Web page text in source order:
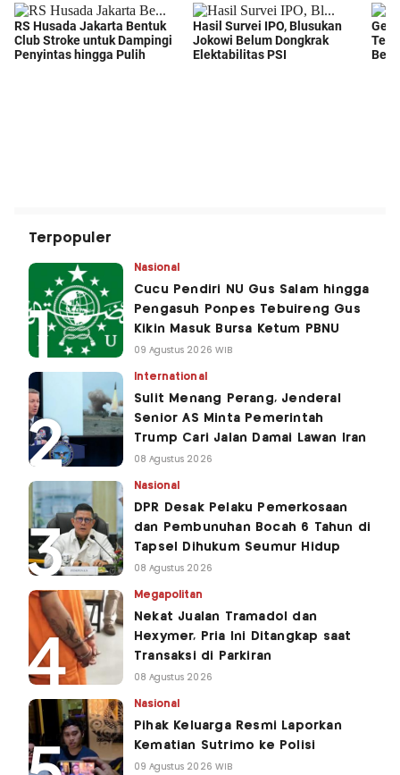
Terpopuler
Nasional
Cucu Pendiri NU Gus Salam hingga
Pengasuh Ponpes Tebuireng Gus
Kikin Masuk Bursa Ketum PBNU
09 Agustus 2026 WIB
International
Sulit Menang Perang, Jenderal
Senior AS Minta Pemerintah
Trump Cari Jalan Damai Lawan Iran
08 Agustus 2026
Nasional
DPR Desak Pelaku Pemerkosaan
dan Pembunuhan Bocah 6 Tahun di
Tapsel Dihukum Seumur Hidup
08 Agustus 2026
Megapolitan
Nekat Jualan Tramadol dan
Hexymer, Pria Ini Ditangkap saat
Transaksi di Parkiran
08 Agustus 2026
Nasional
Pihak Keluarga Resmi Laporkan
Kematian Sutrimo ke Polisi
09 Agustus 2026 WIB